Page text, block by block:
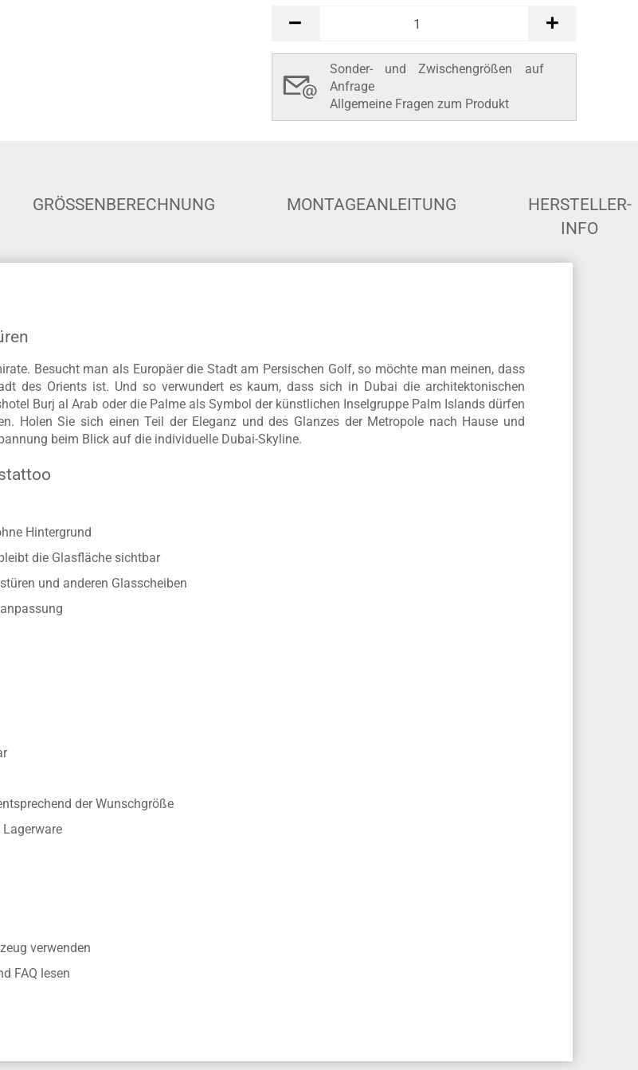
Sonder- und Zwischengrößen auf
Anfrage
Allgemeine Fragen zum Produkt
GRÖSSENBERECHNUNG MONTAGEANLEITUNG
HERSTELLER-
INFO
Besucht man als Europäer die Stadt am Persischen Golf, so möchte man meinen, dass
des Orients ist. Und so verwundert es kaum, dass sich in Dubai die architektonischen
Burj al Arab oder die Palme als Symbol der künstlichen Inselgruppe Palm Islands dürfen
Holen Sie sich einen Teil der Eleganz und des Glanzes der Metropole nach Hause und
beim Blick auf die individuelle Dubai-Skyline.
Hintergrund
die Glasfläche sichtbar
und anderen Glasscheiben
der Wunschgröße
verwenden
FAQ lesen